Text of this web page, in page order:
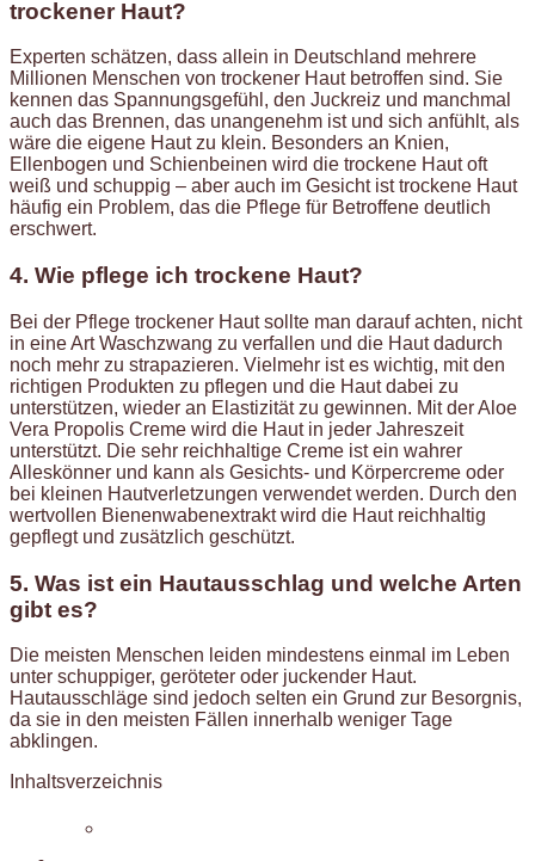
trockener Haut?
Experten schätzen, dass allein in Deutschland mehrere
Millionen Menschen von trockener Haut betroffen sind. Sie
kennen das Spannungsgefühl, den Juckreiz und manchmal
auch das Brennen, das unangenehm ist und sich anfühlt, als
wäre die eigene Haut zu klein. Besonders an Knien,
Ellenbogen und Schienbeinen wird die trockene Haut oft
weiß und schuppig – aber auch im Gesicht ist trockene Haut
häufig ein Problem, das die Pflege für Betroffene deutlich
erschwert.
4. Wie pflege ich trockene Haut?
Bei der Pflege trockener Haut sollte man darauf achten, nicht
in eine Art Waschzwang zu verfallen und die Haut dadurch
noch mehr zu strapazieren. Vielmehr ist es wichtig, mit den
richtigen Produkten zu pflegen und die Haut dabei zu
unterstützen, wieder an Elastizität zu gewinnen. Mit der Aloe
Vera Propolis Creme wird die Haut in jeder Jahreszeit
unterstützt. Die sehr reichhaltige Creme ist ein wahrer
Alleskönner und kann als Gesichts- und Körpercreme oder
bei kleinen Hautverletzungen verwendet werden. Durch den
wertvollen Bienenwabenextrakt wird die Haut reichhaltig
gepflegt und zusätzlich geschützt.
5. Was ist ein Hautausschlag und welche Arten
gibt es?
Die meisten Menschen leiden mindestens einmal im Leben
unter schuppiger, geröteter oder juckender Haut.
Hautausschläge sind jedoch selten ein Grund zur Besorgnis,
da sie in den meisten Fällen innerhalb weniger Tage
abklingen.
Inhaltsverzeichnis